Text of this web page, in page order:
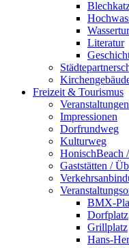
Literatur
Freizeit & Tourismus
Veranstaltungen
Impressionen
Dorfrundweg
Kulturweg
HonischBeach
Gaststätten /
BMX-
Dorfplatz
Grillplatz
Hans-